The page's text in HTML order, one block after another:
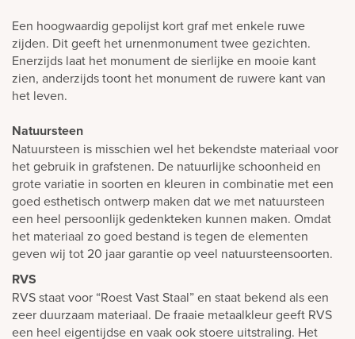
Een hoogwaardig gepolijst kort graf met enkele ruwe
zijden. Dit geeft het urnenmonument twee gezichten.
Enerzijds laat het monument de sierlijke en mooie kant
zien, anderzijds toont het monument de ruwere kant van
het leven.
Natuursteen
Natuursteen is misschien wel het bekendste materiaal voor
het gebruik in grafstenen. De natuurlijke schoonheid en
grote variatie in soorten en kleuren in combinatie met een
goed esthetisch ontwerp maken dat we met natuursteen
een heel persoonlijk gedenkteken kunnen maken. Omdat
het materiaal zo goed bestand is tegen de elementen
geven wij tot 20 jaar garantie op veel natuursteensoorten.
RVS
RVS staat voor “Roest Vast Staal” en staat bekend als een
zeer duurzaam materiaal. De fraaie metaalkleur geeft RVS
een heel eigentijdse en vaak ook stoere uitstraling. Het